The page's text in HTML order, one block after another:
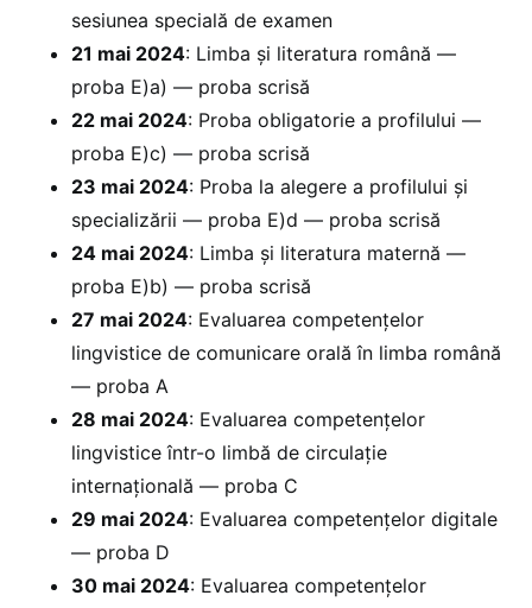
sesiunea specială de examen
21 mai 2024: Limba și literatura română —
proba E)a) — proba scrisă
22 mai 2024: Proba obligatorie a profilului —
proba E)c) — proba scrisă
23 mai 2024: Proba la alegere a profilului și
specializării — proba E)d — proba scrisă
24 mai 2024: Limba și literatura maternă —
proba E)b) — proba scrisă
27 mai 2024: Evaluarea competențelor
lingvistice de comunicare orală în limba română
— proba A
28 mai 2024: Evaluarea competențelor
lingvistice într-o limbă de circulație
internațională — proba C
29 mai 2024: Evaluarea competențelor digitale
— proba D
30 mai 2024: Evaluarea competențelor